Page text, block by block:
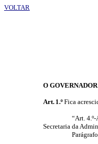
VOLTAR
O
Art. 1.º Fica
“Art.
Secretaria da